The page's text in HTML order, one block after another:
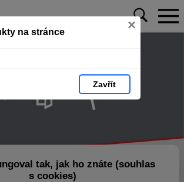
na stránce ×
Zavřít
tak, jak ho znáte (souhlas
s cookies)